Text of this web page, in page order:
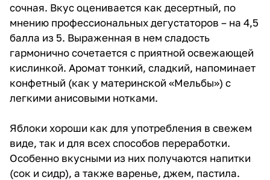
сочная. Вкус оценивается как десертный, по
мнению профессиональных дегустаторов – на 4,5
балла из 5. Выраженная в нем сладость
гармонично сочетается с приятной освежающей
кислинкой. Аромат тонкий, сладкий, напоминает
конфетный (как у материнской «Мельбы») с
легкими анисовыми нотками.
Яблоки хороши как для употребления в свежем
виде, так и для всех способов переработки.
Особенно вкусными из них получаются напитки
(сок и сидр), а также варенье, джем, пастила.